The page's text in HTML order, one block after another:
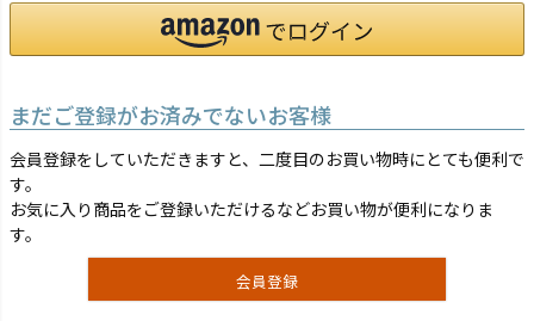
まだご登録がお済みでないお客様
会員登録をしていただきますと、二度目のお買い物時にとても便利で
す。
お気に入り商品をご登録いただけるなどお買い物が便利になりま
す。
会員登録